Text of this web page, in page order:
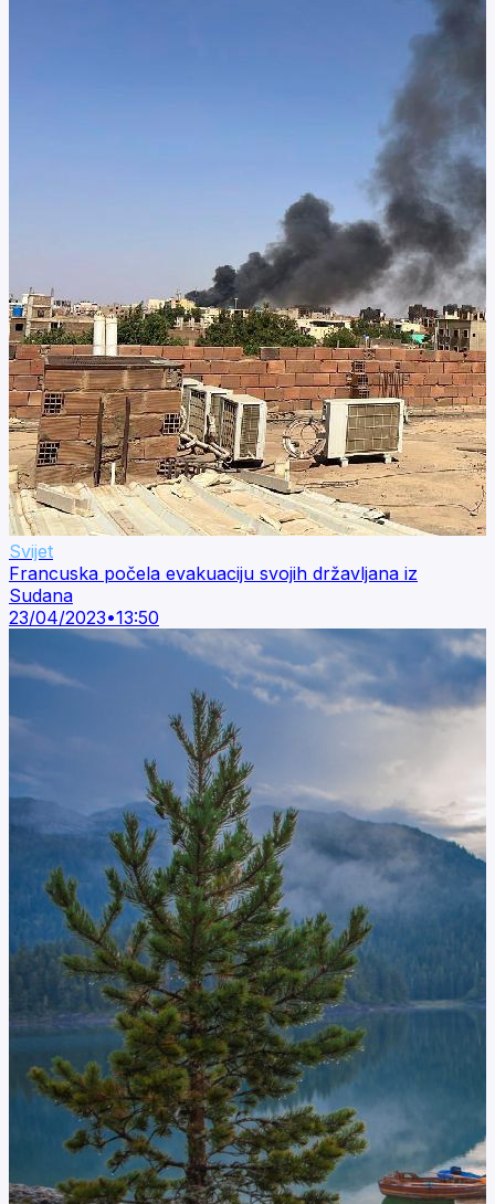
Svijet
Francuska počela evakuaciju svojih državljana iz
Sudana
23/04/2023•13:50